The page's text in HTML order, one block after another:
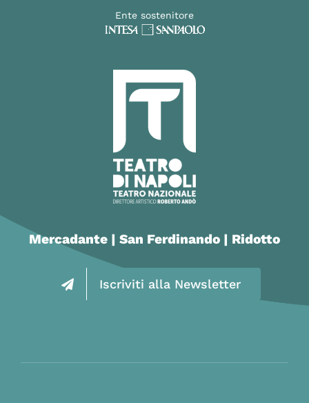
Ente sostenitore
Mercadante | San Ferdinando | Ridotto
Iscriviti alla Newsletter